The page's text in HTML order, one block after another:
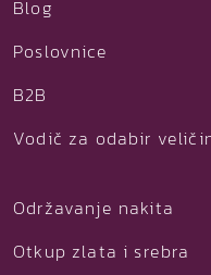
Blog
Poslovnice
B2B
Vodič za odabir
Održavanje nakita
Otkup zlata i srebra